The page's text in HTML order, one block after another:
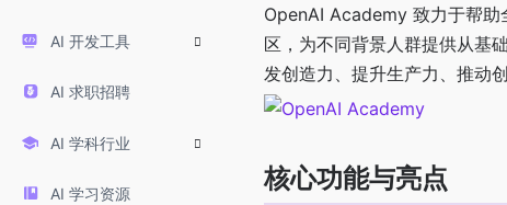
AI 开发工具
AI 求职招聘
AI 学科行业
AI 学习资源
OpenAI Academy 致力于帮助
区，为不同背景人群提供从基
发创造力、提升生产力、推动
核心功能与亮点